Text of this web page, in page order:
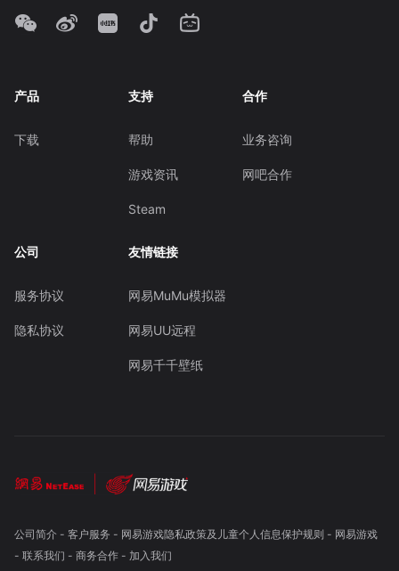
产品
下载
支持
帮助
游戏资讯
Steam
合作
业务咨询
网吧合作
公司
服务协议
隐私协议
友情链接
网易MuMu模拟器
网易UU远程
网易千千壁纸
公司简介- 客户服务 - 网易游戏隐私政策及儿童个人信息保护规则 - 网易游戏
- 联系我们 - 商务合作- 加入我们